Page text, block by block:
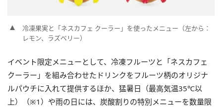
冷凍果実と「ネスカフェ クーラー」を使ったメニュー（左から：
レモン、ラズベリー）
イベント限定メニューとして、冷凍フルーツと「ネスカフェ
クーラー」を組み合わせたドリンクをフルーツ柄のオリジナ
ルパウチに入れて提供するほか、猛暑日（最高気温35℃以
上）（※1）や雨の日には、炭酸割りの特別メニューを数量限